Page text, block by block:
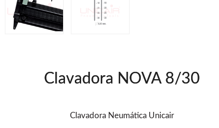
Secadores
Clavadoras
Clavadora NOVA 8/30
Clavadora Neumática Unicair